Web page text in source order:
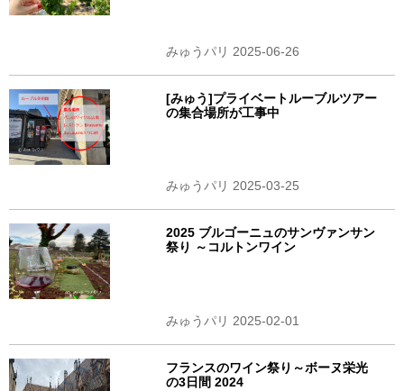
みゅうパリ 2025-06-26
[みゅう]プライベートルーブルツアー
の集合場所が工事中
みゅうパリ 2025-03-25
2025 ブルゴーニュのサンヴァンサン
祭り ～コルトンワイン
みゅうパリ 2025-02-01
フランスのワイン祭り～ボーヌ栄光
の3日間 2024